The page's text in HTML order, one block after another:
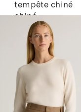
tempête
chiné
chiné